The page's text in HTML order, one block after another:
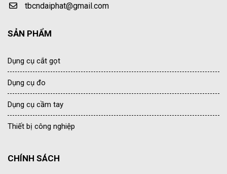
tbcndaiphat@gmail.com
SẢN PHẨM
Dụng cụ cắt gọt
Dụng cụ đo
Dụng cụ cầm tay
Thiết bị công nghiệp
CHÍNH SÁCH